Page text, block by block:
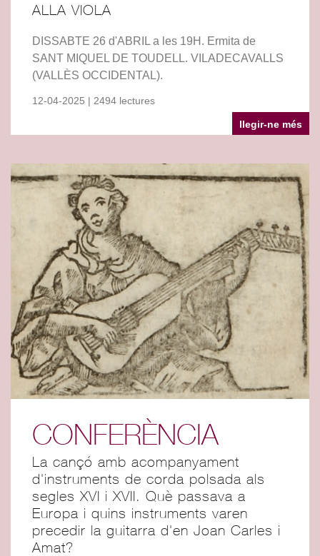
ALLA VIOLA
DISSABTE 26 d'ABRIL a les 19H. Ermita de
SANT MIQUEL DE TOUDELL. VILADECAVALLS
(VALLÈS OCCIDENTAL).
12-04-2025 | 2494 lectures
llegir-ne més
CONFERÈNCIA
La cançó amb acompanyament
d'instruments de corda polsada als
segles XVI i XVII. Què passava a
Europa i quins instruments varen
precedir la guitarra d'en Joan Carles i
Amat?